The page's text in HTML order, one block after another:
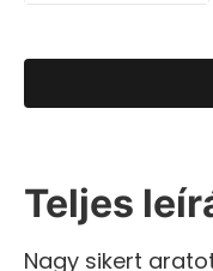
Teljes
Nagy sikert